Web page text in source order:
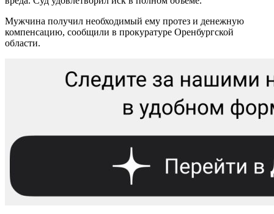
Мужчина получил необходимый ему протез и денежную
компенсацию, сообщили в прокуратуре Оренбургской
области.